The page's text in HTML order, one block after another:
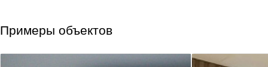
Примеры объектов